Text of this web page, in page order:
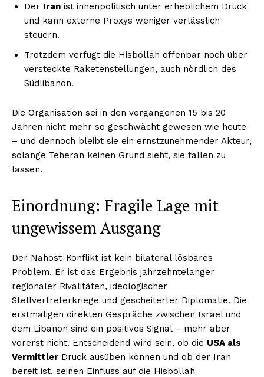
Der Iran ist innenpolitisch unter erheblichem Druck
und kann externe Proxys weniger verlässlich
steuern.
Trotzdem verfügt die Hisbollah offenbar noch über
versteckte Raketenstellungen, auch nördlich des
Südlibanon.
Die Organisation sei in den vergangenen 15 bis 20
Jahren nicht mehr so geschwächt gewesen wie heute
– und dennoch bleibt sie ein ernstzunehmender Akteur,
solange Teheran keinen Grund sieht, sie fallen zu
lassen.
Einordnung: Fragile Lage mit
ungewissem Ausgang
Der Nahost-Konflikt ist kein bilateral lösbares
Problem. Er ist das Ergebnis jahrzehntelanger
regionaler Rivalitäten, ideologischer
Stellvertreterkriege und gescheiterter Diplomatie. Die
erstmaligen direkten Gespräche zwischen Israel und
dem Libanon sind ein positives Signal – mehr aber
vorerst nicht. Entscheidend wird sein, ob die USA als
Vermittler Druck ausüben können und ob der Iran
bereit ist, seinen Einfluss auf die Hisbollah